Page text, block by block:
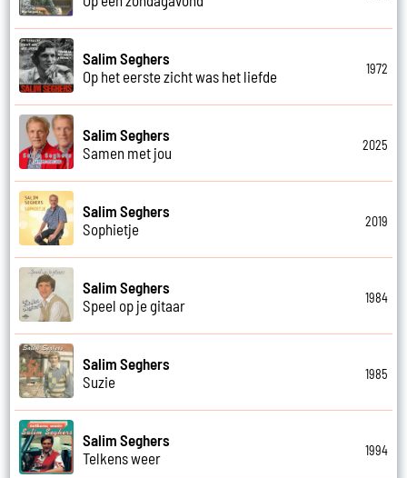
Salim Seghers
Op het eerste zicht was het liefde
1972
Salim Seghers
Samen met jou
2025
Salim Seghers
Sophietje
2019
Salim Seghers
Speel op je gitaar
1984
Salim Seghers
Suzie
1985
Salim Seghers
Telkens weer
1994